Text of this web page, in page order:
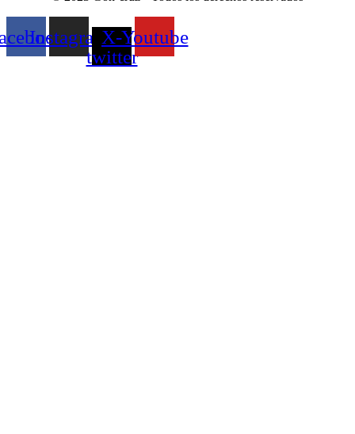
InstagramX-
twitter
Youtube